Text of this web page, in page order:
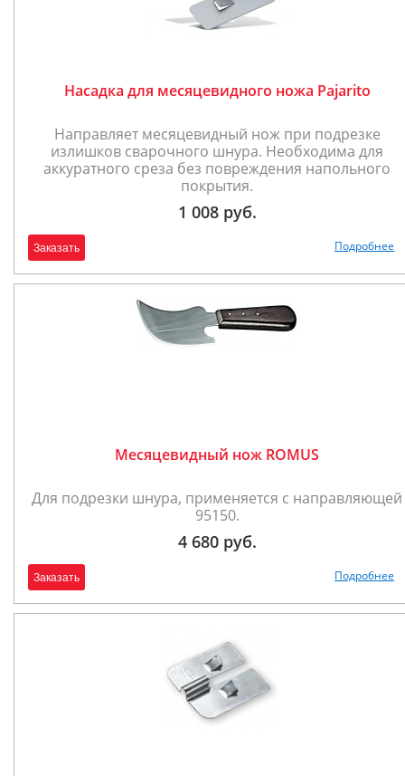
Насадка для месяцевидного ножа Pajarito
Направляет месяцевидный нож при подрезке
излишков сварочного шнура. Необходима для
аккуратного среза без повреждения напольного
покрытия.
1 008 руб.
Заказать Подробнее
Месяцевидный нож ROMUS
Для подрезки шнура, применяется с направляющей
95150.
4 680 руб.
Заказать Подробнее